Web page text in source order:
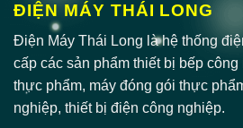
ĐIỆN MÁY THÁI LONG
Điện Máy Thái Long là hệ thống
cấp các sản phẩm thiết bị bếp
thực phẩm, máy đóng gói thực
nghiệp, thiết bị điện công nghiệp.